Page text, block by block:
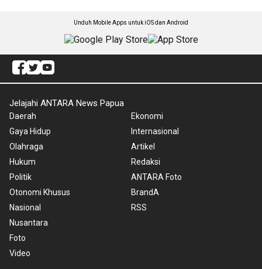
Unduh Mobile Apps untuk iOS dan Android
Jelajahi ANTARA News Papua
Daerah
Gaya Hidup
Olahraga
Hukum
Politik
Otonomi Khusus
Nasional
Nusantara
Foto
Video
Ekonomi
Internasional
Artikel
Redaksi
ANTARA Foto
BrandA
RSS